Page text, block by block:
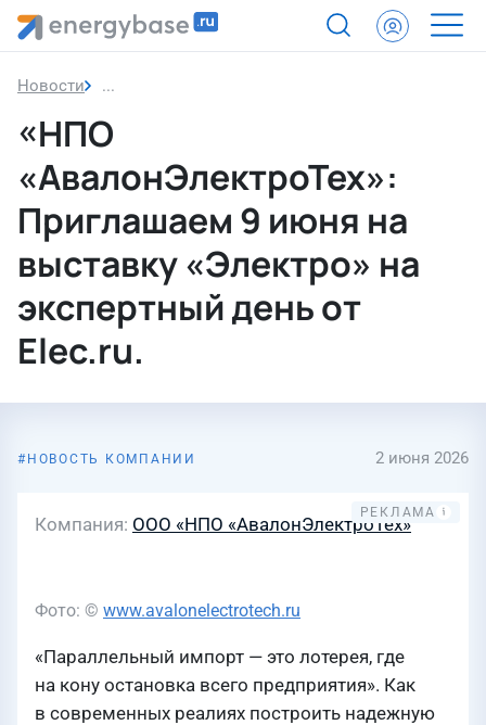
Новости «НПО «АвалонЭлектроТех»: Приглашаем 9 июня
«НПО
«АвалонЭлектроТех»:
Приглашаем 9 июня на
выставку «Электро» на
экспертный день от
Elec.ru.
НОВОСТЬ КОМПАНИИ 2 июня 2026
Компания ООО «НПО «АвалонЭлектроТех»
Фото: © www.avalonelectrotech.ru
«Параллельный импорт — это лотерея, где
на кону остановка всего предприятия». Как
в современных реалиях построить надежную